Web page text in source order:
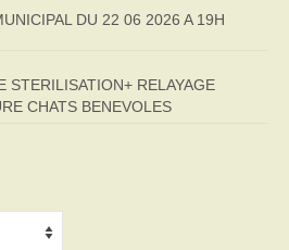
DU 22 06 2026 A 19H
STERILISATION+ RELAYAGE
CHATS BENEVOLES